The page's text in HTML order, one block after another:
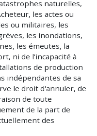
naturelles,
les actes ou
ou militaires, les
les inondations,
les émeutes, la
ni de l'incapacité à
de production
indépendantes de sa
le droit d'annuler, de
de toute
de la part de
des